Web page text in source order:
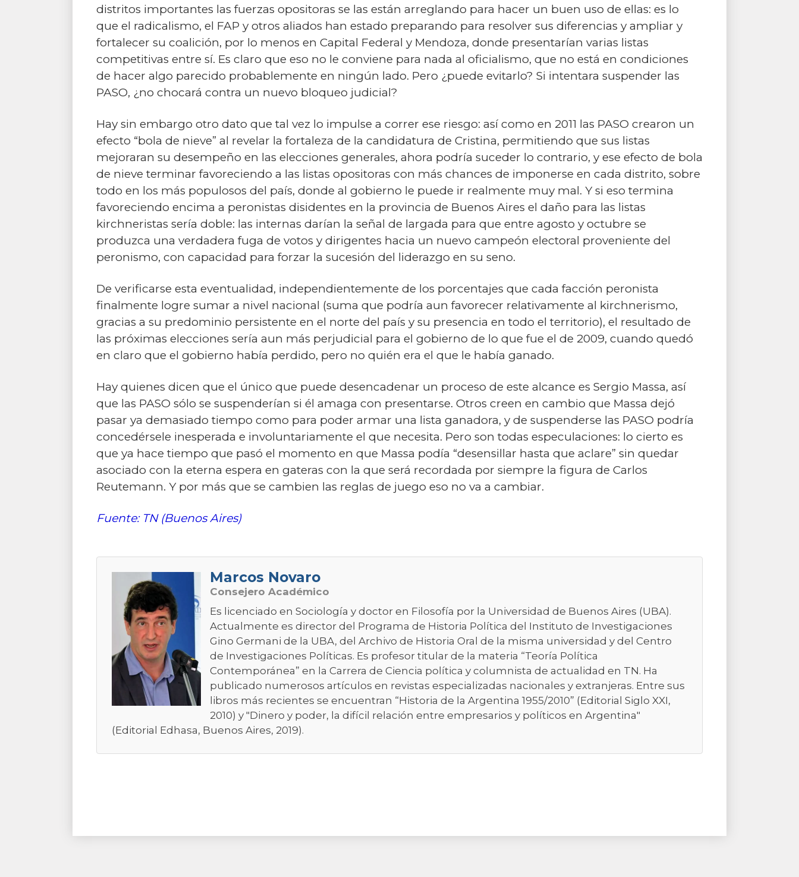
distritos importantes las fuerzas opositoras se las están arreglando para hacer un buen uso de ellas: es lo
que el radicalismo, el FAP y otros aliados han estado preparando para resolver sus diferencias y ampliar y
fortalecer su coalición, por lo menos en Capital Federal y Mendoza, donde presentarían varias listas
competitivas entre sí. Es claro que eso no le conviene para nada al oficialismo, que no está en condiciones
de hacer algo parecido probablemente en ningún lado. Pero ¿puede evitarlo? Si intentara suspender las
PASO, ¿no chocará contra un nuevo bloqueo judicial?
Hay sin embargo otro dato que tal vez lo impulse a correr ese riesgo: así como en 2011 las PASO crearon un
efecto “bola de nieve” al revelar la fortaleza de la candidatura de Cristina, permitiendo que sus listas
mejoraran su desempeño en las elecciones generales, ahora podría suceder lo contrario, y ese efecto de bola
de nieve terminar favoreciendo a las listas opositoras con más chances de imponerse en cada distrito, sobre
todo en los más populosos del país, donde al gobierno le puede ir realmente muy mal. Y si eso termina
favoreciendo encima a peronistas disidentes en la provincia de Buenos Aires el daño para las listas
kirchneristas sería doble: las internas darían la señal de largada para que entre agosto y octubre se
produzca una verdadera fuga de votos y dirigentes hacia un nuevo campeón electoral proveniente del
peronismo, con capacidad para forzar la sucesión del liderazgo en su seno.
De verificarse esta eventualidad, independientemente de los porcentajes que cada facción peronista
finalmente logre sumar a nivel nacional (suma que podría aun favorecer relativamente al kirchnerismo,
gracias a su predominio persistente en el norte del país y su presencia en todo el territorio), el resultado de
las próximas elecciones sería aun más perjudicial para el gobierno de lo que fue el de 2009, cuando quedó
en claro que el gobierno había perdido, pero no quién era el que le había ganado.
Hay quienes dicen que el único que puede desencadenar un proceso de este alcance es Sergio Massa, así
que las PASO sólo se suspenderían si él amaga con presentarse. Otros creen en cambio que Massa dejó
pasar ya demasiado tiempo como para poder armar una lista ganadora, y de suspenderse las PASO podría
concedérsele inesperada e involuntariamente el que necesita. Pero son todas especulaciones: lo cierto es
que ya hace tiempo que pasó el momento en que Massa podía “desensillar hasta que aclare” sin quedar
asociado con la eterna espera en gateras con la que será recordada por siempre la figura de Carlos
Reutemann. Y por más que se cambien las reglas de juego eso no va a cambiar.
Fuente: TN (Buenos Aires)
Marcos Novaro
Consejero Académico
Es licenciado en Sociología y doctor en Filosofía por la Universidad de Buenos Aires (UBA).
Actualmente es director del Programa de Historia Política del Instituto de Investigaciones
Gino Germani de la UBA, del Archivo de Historia Oral de la misma universidad y del Centro
de Investigaciones Políticas. Es profesor titular de la materia “Teoría Política
Contemporánea” en la Carrera de Ciencia política y columnista de actualidad en TN. Ha
publicado numerosos artículos en revistas especializadas nacionales y extranjeras. Entre sus
libros más recientes se encuentran “Historia de la Argentina 1955/2010” (Editorial Siglo XXI,
2010) y "Dinero y poder, la difícil relación entre empresarios y políticos en Argentina"
(Editorial Edhasa, Buenos Aires, 2019).